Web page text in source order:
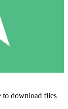
to download files